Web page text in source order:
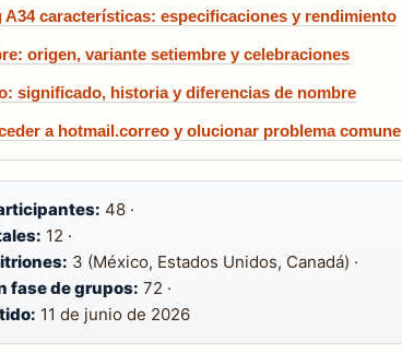
A34 características: especificaciones y rendimiento
origen, variante setiembre y celebraciones
significado, historia y diferencias de nombre
a hotmail.correo y olucionar problema comune
48 ·
12 ·
3 (México, Estados Unidos, Canadá) ·
fase de grupos: 72 ·
11 de junio de 2026